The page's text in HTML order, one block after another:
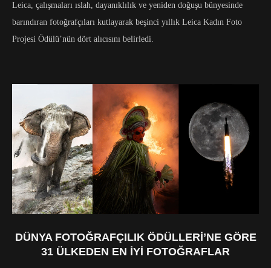
Leica, çalışmaları ıslah, dayanıklılık ve yeniden doğuşu bünyesinde
barındıran fotoğrafçıları kutlayarak beşinci yıllık Leica Kadın Foto
Projesi Ödülü’nün dört alıcısını belirledi.
DÜNYA FOTOĞRAFÇILIK ÖDÜLLERI’NE GÖRE
31 ÜLKEDEN EN İYI FOTOĞRAFLAR